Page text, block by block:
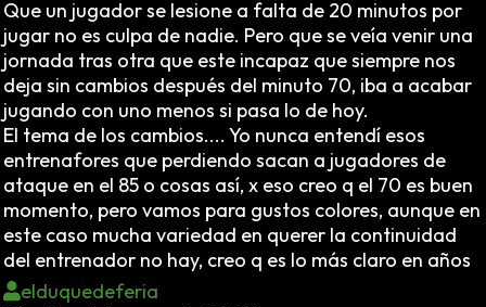
Que un jugador se lesione a falta de 20 minutos por
jugar no es culpa de nadie. Pero que se veía venir una
jornada tras otra que este incapaz que siempre nos
deja sin cambios después del minuto 70, iba a acabar
jugando con uno menos si pasa lo de hoy.
El tema de los cambios.... Yo nunca entendí esos
entrenafores que perdiendo sacan a jugadores de
ataque en el 85 o cosas así, x eso creo q el 70 es buen
momento, pero vamos para gustos colores, aunque en
este caso mucha variedad en querer la continuidad
del entrenador no hay, creo q es lo más claro en años
elduquedeferia